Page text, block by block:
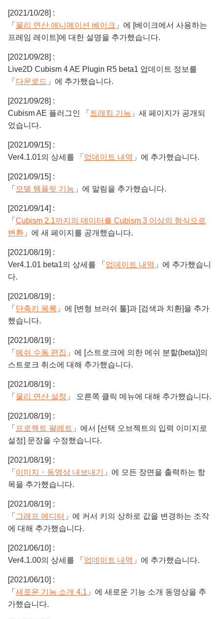
[2021/10/28] :
「 물리 연산 애니메이션 베이크 」에 [베이크에서 사용하는
프레임 레이트]에 대한 설명을 추가했습니다.
[2021/09/28] :
Live2D Cubism 4 AE Plugin R5 beta1 업데이트 정보를
「 다운로드 」에 추가했습니다.
[2021/09/28] :
Cubism AE 플러그인 「 트래킹 기능 」새 페이지가 공개되
었습니다.
[2021/09/15] :
Ver4.1.01의 상세를 「 업데이트 내역 」에 추가했습니다.
[2021/09/15] :
「 모델 템플릿 기능 」에 알림을 추가했습니다.
[2021/09/14] :
「 Cubism 2.1까지의 데이터를 Cubism 3 이상의 형식으로
변환 」에 새 페이지를 공개했습니다.
[2021/08/19] :
Ver4.1.01 beta1의 상세를 「 업데이트 내역 」에 추가했습니
다.
[2021/08/19] :
「 단축키 목록 」에 [변형 브러쉬 툴]과 [검색과 치환]을 추가
했습니다.
[2021/08/19] :
「 메쉬 수동 편집 」에 [스트로크에 의한 메쉬 분할(beta)]의
스트로크 취소에 대해 추가했습니다.
[2021/08/19] :
「 물리 연산 설정 」 오른쪽 클릭 메뉴에 대해 추가했습니다.
[2021/08/19] :
「 프로젝트 팔레트 」에서 [선택 오브젝트의 입력 이미지로
설정] 문장을 수정했습니다.
[2021/08/19] :
「 이미지・동영상 내보내기
」에 모든 장면을 출력하는 항
목을 추가했습니다.
[2021/08/19] :
「 그래프 에디터 」에 커서 키의 상하로 값을 변경하는 조작
에 대해 추가했습니다.
[2021/06/10] :
Ver4.1.00의 상세를 「 업데이트 내역 」에 추가했습니다.
[2021/06/10] :
「 새로운 기능 소개 4.1 」에 새로운 기능 소개 동영상을 추
가했습니다.